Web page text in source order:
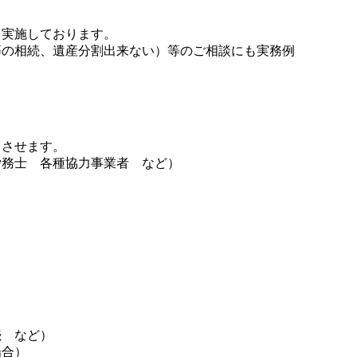
施しております。
相続、遺産分割出来ない）等のご相談にも実務例
せます。
士 各種協力事業者 など）
など）
）